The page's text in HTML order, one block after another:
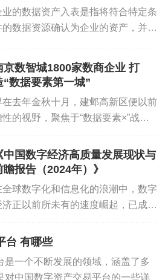
提供有力证据。公证存证可以增加
力，有助于解决数据纠纷和争议。
数据监管机制，加强对数据收集、
，确保数据确权工作的顺利开展。
击，维护数据市场的公平竞争和健
、企业、个人等多方共同努力，通
加强监管和执法以及技术架构支持
数据的权益并促进数据的合法使
业的数据资产入表是指将符合特定条
的数据资源确认为企业的资产，并纳
户信息数据包括客户的基本信息、交
历史、购买偏好等，这些数据...
京数智城1800家数商企业 打
“数据要素第一城”
在去年金秋十月，建邺高新区便以前
性的视野，聚焦于“数据要素×”战
并推动了数据算力、金融科技、智慧
通物流、数字能源、数字文娱以及低
中国数字经济高质量发展现状与
瞻报告（2024年）》
全球数字化和信息化的浪潮中，数字
济正以前所未有的速度崛起，已成为
擎。数字经济发展速度之快、辐射范
网络的普及到工业互联网的广泛...
台 有哪些
是一个不断发展的领域，涵盖了多
对中国数字资产交易平台的一些详